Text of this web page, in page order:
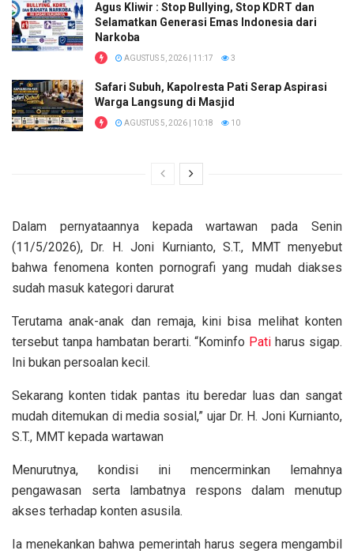
Agus Kliwir : Stop Bullying, Stop KDRT dan
Selamatkan Generasi Emas Indonesia dari
Narkoba
AGUSTUS 5, 2026 | 11:17 3
Safari Subuh, Kapolresta Pati Serap Aspirasi
Warga Langsung di Masjid
AGUSTUS 5, 2026 | 10:18 10
Dalam pernyataannya kepada wartawan pada Senin
(11/5/2026), Dr. H. Joni Kurnianto, S.T., MMT menyebut
bahwa fenomena konten pornografi yang mudah diakses
sudah masuk kategori darurat
Terutama anak-anak dan remaja, kini bisa melihat konten
tersebut tanpa hambatan berarti. “Kominfo Pati harus sigap.
Ini bukan persoalan kecil.
Sekarang konten tidak pantas itu beredar luas dan sangat
mudah ditemukan di media sosial,” ujar Dr. H. Joni Kurnianto,
S.T., MMT kepada wartawan
Menurutnya, kondisi ini mencerminkan lemahnya
pengawasan serta lambatnya respons dalam menutup
akses terhadap konten asusila.
Ia menekankan bahwa pemerintah harus segera mengambil